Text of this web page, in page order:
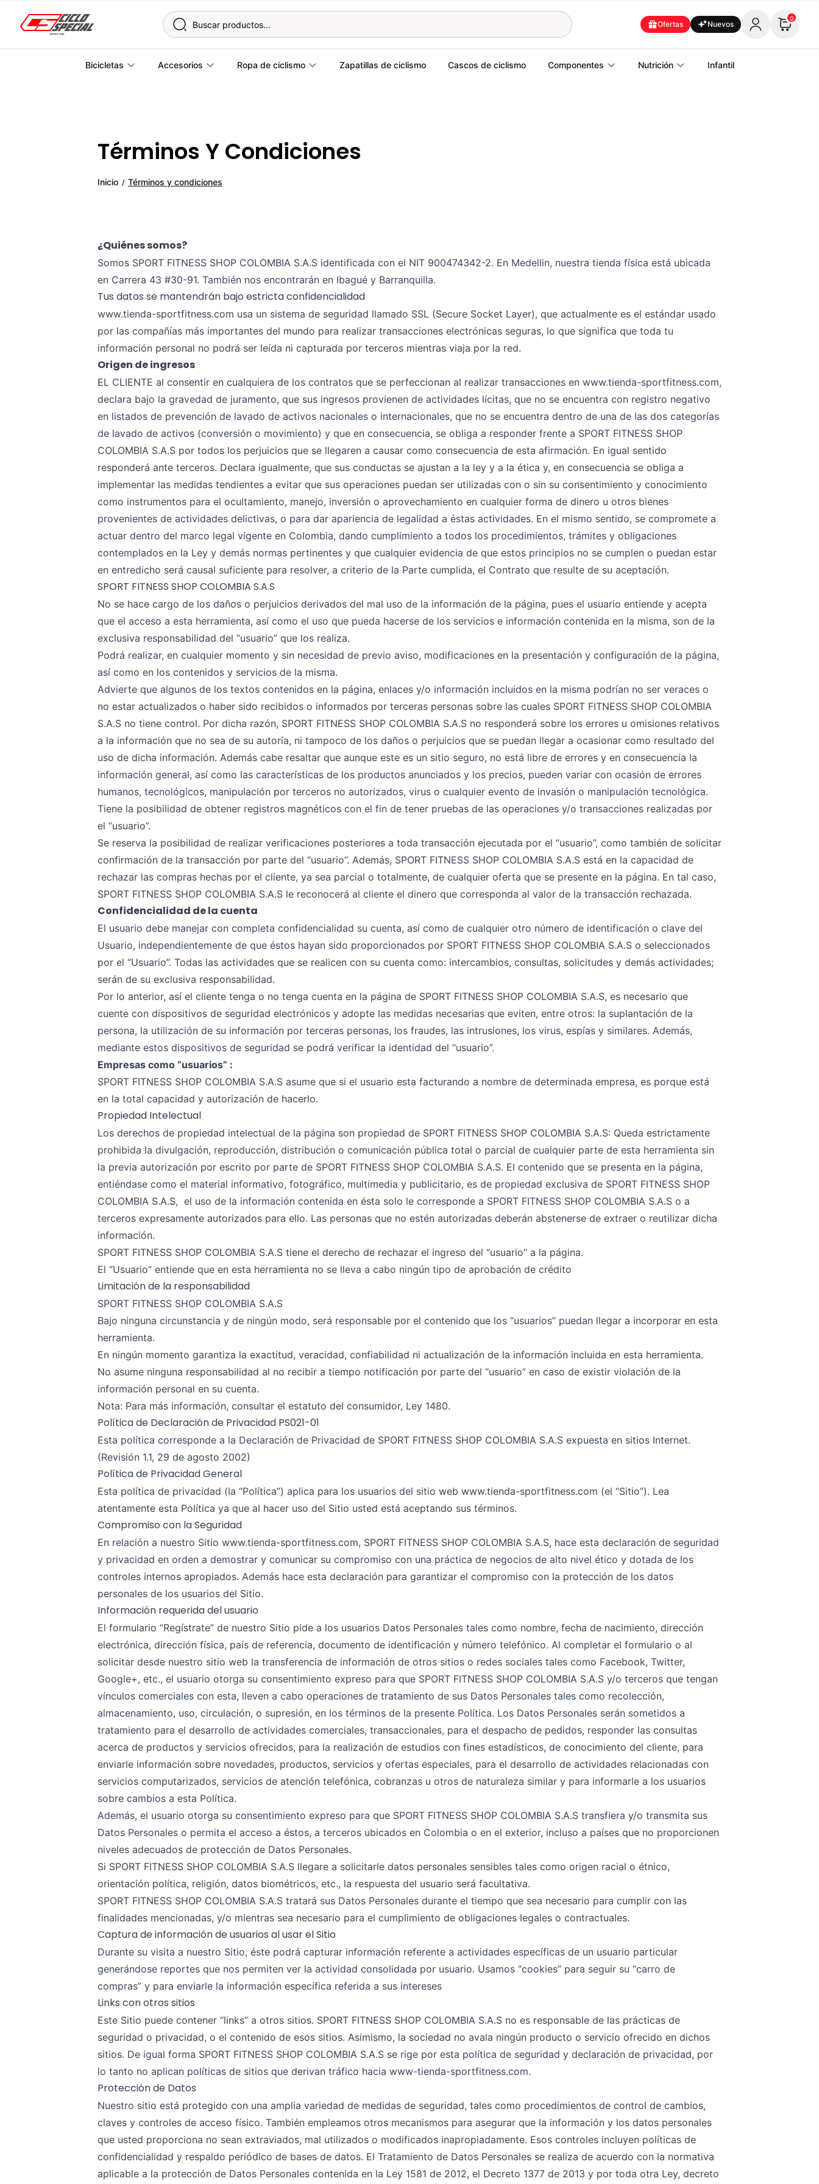
Ofertas Nuevos
0
Bicicletas Accesorios Ropa de ciclismo Zapatillas de ciclismo Cascos de ciclismo Componentes Nutrición Infantil
Términos Y Condiciones
Inicio / Términos y condiciones
¿Quiénes somos?
Somos SPORT FITNESS SHOP COLOMBIA S.A.S identificada con el NIT 900474342-2. En Medellin, nuestra tienda física está ubicada
en Carrera 43 #30-91. También nos encontrarán en Ibagué y Barranquilla.
Tus datos se mantendrán bajo estricta confidencialidad
www.tienda-sportfitness.com usa un sistema de seguridad llamado SSL (Secure Socket Layer), que actualmente es el estándar usado
por las compañías más importantes del mundo para realizar transacciones electrónicas seguras, lo que significa que toda tu
información personal no podrá ser leída ni capturada por terceros mientras viaja por la red.
Origen de ingresos
EL CLIENTE al consentir en cualquiera de los contratos que se perfeccionan al realizar transacciones en www.tienda-sportfitness.com,
declara bajo la gravedad de juramento, que sus ingresos provienen de actividades lícitas, que no se encuentra con registro negativo
en listados de prevención de lavado de activos nacionales o internacionales, que no se encuentra dentro de una de las dos categorías
de lavado de activos (conversión o movimiento) y que en consecuencia, se obliga a responder frente a SPORT FITNESS SHOP
COLOMBIA S.A.S por todos los perjuicios que se llegaren a causar como consecuencia de esta afirmación. En igual sentido
responderá ante terceros. Declara igualmente, que sus conductas se ajustan a la ley y a la ética y, en consecuencia se obliga a
implementar las medidas tendientes a evitar que sus operaciones puedan ser utilizadas con o sin su consentimiento y conocimiento
como instrumentos para el ocultamiento, manejo, inversión o aprovechamiento en cualquier forma de dinero u otros bienes
provenientes de actividades delictivas, o para dar apariencia de legalidad a éstas actividades. En el mismo sentido, se compromete a
actuar dentro del marco legal vigente en Colombia, dando cumplimiento a todos los procedimientos, trámites y obligaciones
contemplados en la Ley y demás normas pertinentes y que cualquier evidencia de que estos principios no se cumplen o puedan estar
en entredicho será causal suficiente para resolver, a criterio de la Parte cumplida, el Contrato que resulte de su aceptación.
SPORT FITNESS SHOP COLOMBIA S.A.S
No se hace cargo de los daños o perjuicios derivados del mal uso de la información de la página, pues el usuario entiende y acepta
que el acceso a esta herramienta, así como el uso que pueda hacerse de los servicios e información contenida en la misma, son de la
exclusiva responsabilidad del “usuario” que los realiza.
Podrá realizar, en cualquier momento y sin necesidad de previo aviso, modificaciones en la presentación y configuración de la página,
así como en los contenidos y servicios de la misma.
Advierte que algunos de los textos contenidos en la página, enlaces y/o información incluidos en la misma podrían no ser veraces o
no estar actualizados o haber sido recibidos o informados por terceras personas sobre las cuales SPORT FITNESS SHOP COLOMBIA
S.A.S no tiene control. Por dicha razón, SPORT FITNESS SHOP COLOMBIA S.A.S no responderá sobre los errores u omisiones relativos
a la información que no sea de su autoría, ni tampoco de los daños o perjuicios que se puedan llegar a ocasionar como resultado del
uso de dicha información. Además cabe resaltar que aunque este es un sitio seguro, no está libre de errores y en consecuencia la
información general, así como las características de los productos anunciados y los precios, pueden variar con ocasión de errores
humanos, tecnológicos, manipulación por terceros no autorizados, virus o cualquier evento de invasión o manipulación tecnológica.
Tiene la posibilidad de obtener registros magnéticos con el fin de tener pruebas de las operaciones y/o transacciones realizadas por
el “usuario”.
Se reserva la posibilidad de realizar verificaciones posteriores a toda transacción ejecutada por el “usuario”, como también de solicitar
confirmación de la transacción por parte del “usuario”. Además, SPORT FITNESS SHOP COLOMBIA S.A.S está en la capacidad de
rechazar las compras hechas por el cliente, ya sea parcial o totalmente, de cualquier oferta que se presente en la página. En tal caso,
SPORT FITNESS SHOP COLOMBIA S.A.S le reconocerá al cliente el dinero que corresponda al valor de la transacción rechazada.
Confidencialidad de la cuenta
El usuario debe manejar con completa confidencialidad su cuenta, así como de cualquier otro número de identificación o clave del
Usuario, independientemente de que éstos hayan sido proporcionados por SPORT FITNESS SHOP COLOMBIA S.A.S o seleccionados
por el “Usuario”. Todas las actividades que se realicen con su cuenta como: intercambios, consultas, solicitudes y demás actividades;
serán de su exclusiva responsabilidad.
Por lo anterior, así el cliente tenga o no tenga cuenta en la página de SPORT FITNESS SHOP COLOMBIA S.A.S, es necesario que
cuente con dispositivos de seguridad electrónicos y adopte las medidas necesarias que eviten, entre otros: la suplantación de la
persona, la utilización de su información por terceras personas, los fraudes, las intrusiones, los virus, espías y similares. Además,
mediante estos dispositivos de seguridad se podrá verificar la identidad del “usuario”.
Empresas como “usuarios” :
SPORT FITNESS SHOP COLOMBIA S.A.S asume que si el usuario esta facturando a nombre de determinada empresa, es porque está
en la total capacidad y autorización de hacerlo.
Propiedad Intelectual
Los derechos de propiedad intelectual de la página son propiedad de SPORT FITNESS SHOP COLOMBIA S.A.S: Queda estrictamente
prohibida la divulgación, reproducción, distribución o comunicación pública total o parcial de cualquier parte de esta herramienta sin
la previa autorización por escrito por parte de SPORT FITNESS SHOP COLOMBIA S.A.S. El contenido que se presenta en la página,
entiéndase como el material informativo, fotográfico, multimedia y publicitario, es de propiedad exclusiva de SPORT FITNESS SHOP
COLOMBIA S.A.S, el uso de la información contenida en ésta solo le corresponde a SPORT FITNESS SHOP COLOMBIA S.A.S o a
terceros expresamente autorizados para ello. Las personas que no estén autorizadas deberán abstenerse de extraer o reutilizar dicha
información.
SPORT FITNESS SHOP COLOMBIA S.A.S tiene el derecho de rechazar el ingreso del “usuario” a la página.
El “Usuario” entiende que en esta herramienta no se lleva a cabo ningún tipo de aprobación de crédito
Limitación de la responsabilidad
SPORT FITNESS SHOP COLOMBIA S.A.S
Bajo ninguna circunstancia y de ningún modo, será responsable por el contenido que los “usuarios” puedan llegar a incorporar en esta
herramienta.
En ningún momento garantiza la exactitud, veracidad, confiabilidad ni actualización de la información incluida en esta herramienta.
No asume ninguna responsabilidad al no recibir a tiempo notificación por parte del “usuario” en caso de existir violación de la
información personal en su cuenta.
Nota: Para más información, consultar el estatuto del consumidor, Ley 1480.
Política de Declaración de Privacidad PS021-01
Esta política corresponde a la Declaración de Privacidad de SPORT FITNESS SHOP COLOMBIA S.A.S expuesta en sitios Internet.
(Revisión 1.1, 29 de agosto 2002)
Política de Privacidad General
Esta política de privacidad (la “Política”) aplica para los usuarios del sitio web www.tienda-sportfitness.com (el “Sitio”). Lea
atentamente esta Política ya que al hacer uso del Sitio usted está aceptando sus términos.
Compromiso con la Seguridad
En relación a nuestro Sitio www.tienda-sportfitness.com, SPORT FITNESS SHOP COLOMBIA S.A.S, hace esta declaración de seguridad
y privacidad en orden a demostrar y comunicar su compromiso con una práctica de negocios de alto nivel ético y dotada de los
controles internos apropiados. Además hace esta declaración para garantizar el compromiso con la protección de los datos
personales de los usuarios del Sitio.
Información requerida del usuario
El formulario “Regístrate” de nuestro Sitio pide a los usuarios Datos Personales tales como nombre, fecha de nacimiento, dirección
electrónica, dirección física, país de referencia, documento de identificación y número telefónico. Al completar el formulario o al
solicitar desde nuestro sitio web la transferencia de información de otros sitios o redes sociales tales como Facebook, Twitter,
Google+, etc., el usuario otorga su consentimiento expreso para que SPORT FITNESS SHOP COLOMBIA S.A.S y/o terceros que tengan
vínculos comerciales con esta, lleven a cabo operaciones de tratamiento de sus Datos Personales tales como recolección,
almacenamiento, uso, circulación, o supresión, en los términos de la presente Política. Los Datos Personales serán sometidos a
tratamiento para el desarrollo de actividades comerciales, transaccionales, para el despacho de pedidos, responder las consultas
acerca de productos y servicios ofrecidos, para la realización de estudios con fines estadísticos, de conocimiento del cliente, para
enviarle información sobre novedades, productos, servicios y ofertas especiales, para el desarrollo de actividades relacionadas con
servicios computarizados, servicios de atención telefónica, cobranzas u otros de naturaleza similar y para informarle a los usuarios
sobre cambios a esta Política.
Además, el usuario otorga su consentimiento expreso para que SPORT FITNESS SHOP COLOMBIA S.A.S transfiera y/o transmita sus
Datos Personales o permita el acceso a éstos, a terceros ubicados en Colombia o en el exterior, incluso a países que no proporcionen
niveles adecuados de protección de Datos Personales.
Si SPORT FITNESS SHOP COLOMBIA S.A.S llegare a solicitarle datos personales sensibles tales como origen racial o étnico,
orientación política, religión, datos biométricos, etc., la respuesta del usuario será facultativa.
SPORT FITNESS SHOP COLOMBIA S.A.S tratará sus Datos Personales durante el tiempo que sea necesario para cumplir con las
finalidades mencionadas, y/o mientras sea necesario para el cumplimiento de obligaciones legales o contractuales.
Captura de información de usuarios al usar el Sitio
Durante su visita a nuestro Sitio, éste podrá capturar información referente a actividades específicas de un usuario particular
generándose reportes que nos permiten ver la actividad consolidada por usuario. Usamos “cookies” para seguir su “carro de
compras” y para enviarle la información específica referida a sus intereses
Links con otros sitios
Este Sitio puede contener “links” a otros sitios. SPORT FITNESS SHOP COLOMBIA S.A.S no es responsable de las prácticas de
seguridad o privacidad, o el contenido de esos sitios. Asimismo, la sociedad no avala ningún producto o servicio ofrecido en dichos
sitios. De igual forma SPORT FITNESS SHOP COLOMBIA S.A.S se rige por esta política de seguridad y declaración de privacidad, por
lo tanto no aplican políticas de sitios que derivan tráfico hacia www-tienda-sportfitness.com.
Protección de Datos
Nuestro sitio está protegido con una amplia variedad de medidas de seguridad, tales como procedimientos de control de cambios,
claves y controles de acceso físico. También empleamos otros mecanismos para asegurar que la información y los datos personales
que usted proporciona no sean extraviados, mal utilizados o modificados inapropiadamente. Esos controles incluyen políticas de
confidencialidad y respaldo periódico de bases de datos. El Tratamiento de Datos Personales se realiza de acuerdo con la normativa
aplicable a la protección de Datos Personales contenida en la Ley 1581 de 2012, el Decreto 1377 de 2013 y por toda otra Ley, decreto